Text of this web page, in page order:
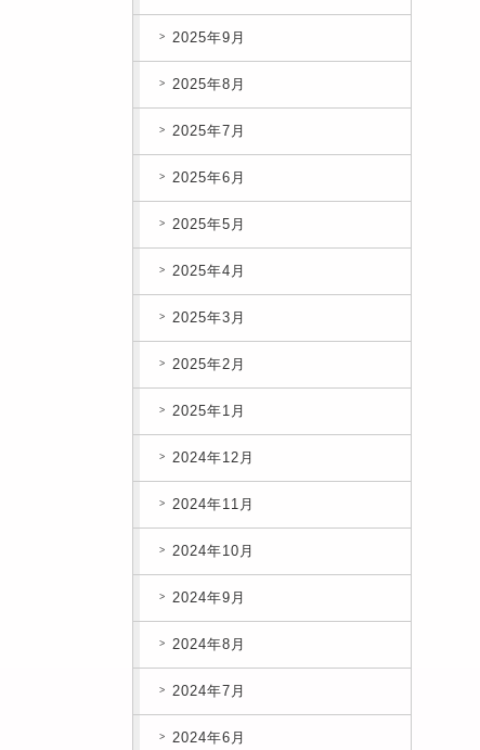
2025年9月
2025年8月
2025年7月
2025年6月
2025年5月
2025年4月
2025年3月
2025年2月
2025年1月
2024年12月
2024年11月
2024年10月
2024年9月
2024年8月
2024年7月
2024年6月